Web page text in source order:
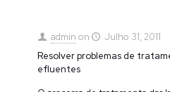
admin on
Julho 31, 2011
Resolver problemas de
efluentes